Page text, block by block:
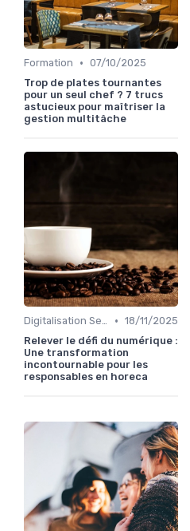
Formation • 07/10/2025
Trop de plates tournantes
pour un seul chef ? 7 trucs
astucieux pour maîtriser la
gestion multitâche
Digitalisation Services • 18/11/2025
Relever le défi du numérique :
Une transformation
incontournable pour les
responsables en horeca